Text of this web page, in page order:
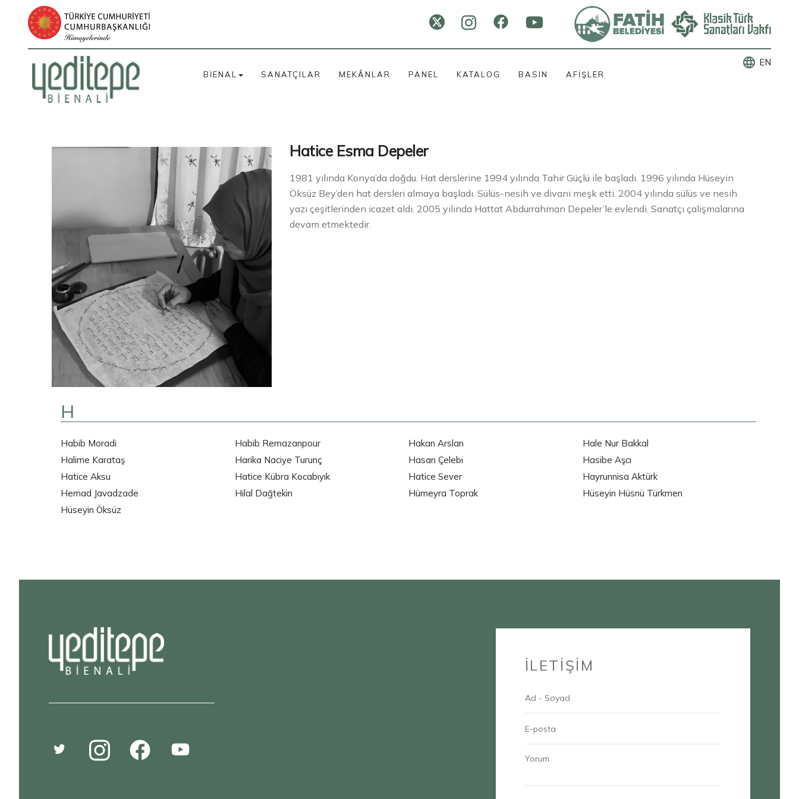
BİENAL SANATÇILAR MEKÂNLAR PANEL KATALOG BASIN AFİŞLER
language EN
Hatice Esma Depeler
1981 yılında Konya’da doğdu. Hat derslerine 1994 yılında Tahir Güçlü ile başladı. 1996 yılında Hüseyin
Öksüz Bey’den hat dersleri almaya başladı. Sülüs-nesih ve divani meşk etti. 2004 yılında sülüs ve nesih
yazı çeşitlerinden icazet aldı. 2005 yılında Hattat Abdurrahman Depeler’le evlendi. Sanatçı çalışmalarına
devam etmektedir.
H
Habib Moradi Habib Remazanpour Hakan Arslan
Hale Nur Bakkal
Halime Karataş
Harika Naciye Turunç Hasan Çelebi
Hasibe Aşcı
Hatice Aksu
Hatice Kübra Kocabıyık Hatice Sever
Hayrunnisa Aktürk
Hemad Javadzade
Hilal Dağtekin Hümeyra Toprak
Hüseyin Hüsnü Türkmen
Hüseyin Öksüz
İLETİŞİM